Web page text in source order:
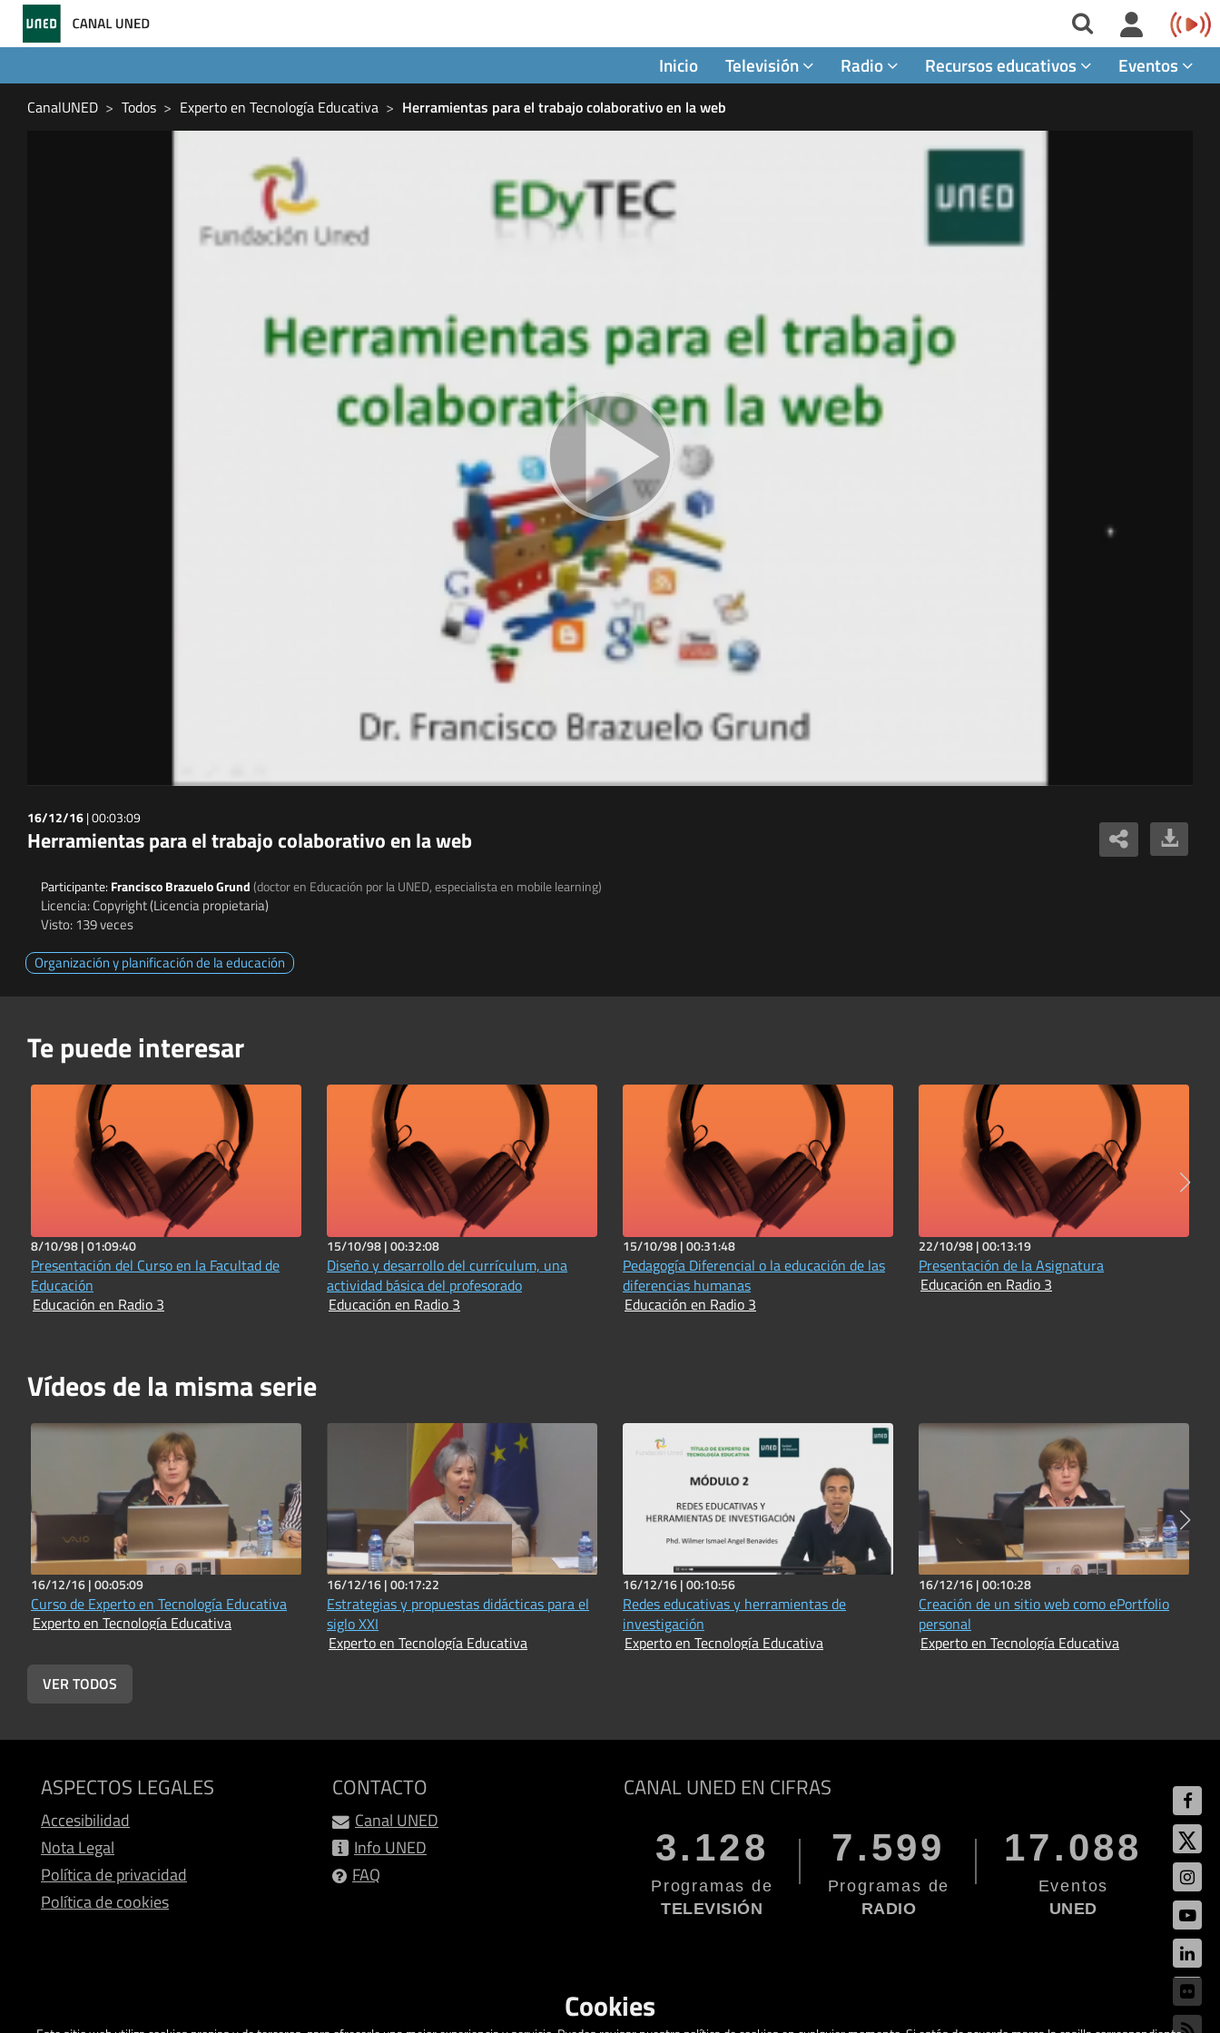
Inicio Televisión Radio Recursos educativos Eventos
CanalUNED Todos Experto en Tecnología Educativa Herramientas para el trabajo colaborativo en la web
16/12/16|00:03:09
Herramientas para el trabajo colaborativo en la web
Participante: Francisco Brazuelo Grund(doctor en Educación por la UNED, especialista en mobile learning)
Licencia: Copyright (Licencia propietaria)
Visto: 139 veces
Organización y planificación de la educación
Te puede interesar
8/10/98 |01:09:40
Presentación del Curso en la Facultad de
Educación
Educación en Radio 3
15/10/98 |00:32:08
Diseño y desarrollo del currículum, una
actividad básica del profesorado
Educación en Radio 3
15/10/98 |00:31:48
Pedagogía Diferencial o la educación de las
diferencias humanas
Educación en Radio 3
22/10/98 |00:13:19
Presentación de la Asignatura
Educación en Radio 3
Vídeos de la misma serie
16/12/16 |00:05:09
Curso de Experto en Tecnología Educativa
Experto en Tecnología Educativa
16/12/16 |00:17:22
Estrategias y propuestas didácticas para el
siglo XXI
Experto en Tecnología Educativa
16/12/16 |00:10:56
Redes educativas y herramientas de
investigación
Experto en Tecnología Educativa
16/12/16 |00:10:28
Creación de un sitio web como ePortfolio
personal
Experto en Tecnología Educativa
VER TODOS
ASPECTOS LEGALES
Accesibilidad
Nota Legal
Política de privacidad
Política de cookies
CONTACTO
Canal UNED
Info UNED
FAQ
CANAL UNED EN CIFRAS
3.128
Programas de
TELEVISIÓN
7.599
Programas de
RADIO
17.088
Eventos
UNED
Cookies